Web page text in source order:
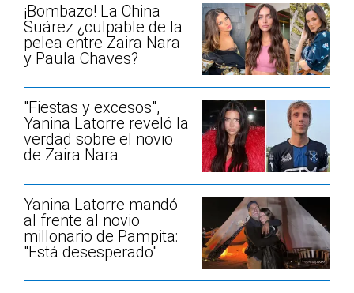
¡Bombazo! La China
Suárez ¿culpable de la
pelea entre Zaira Nara
y Paula Chaves?
"Fiestas y excesos",
Yanina Latorre reveló la
verdad sobre el novio
de Zaira Nara
Yanina Latorre mandó
al frente al novio
millonario de Pampita:
"Está desesperado"